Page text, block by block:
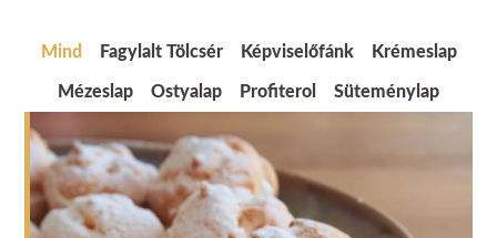
Fagylalt Tölcsér Képviselőfánk Krémeslap
Mézeslap Ostyalap Profiterol Süteménylap
Mind